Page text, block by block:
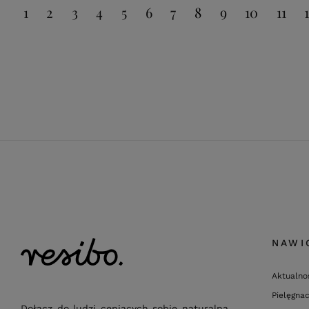
1 2 3 4 5 6 7 8 9 10 11